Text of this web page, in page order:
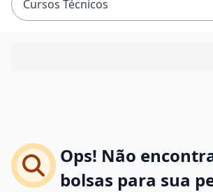
Cursos Técnicos
Ops! Não
bolsas para sua